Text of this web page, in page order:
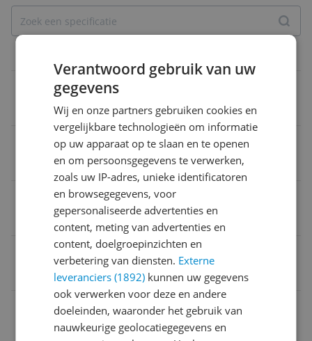
Maximaal aantal schermen
Type koeling
Product hoogte
12,6 cm
Taal handleiding
Voorzien van LED verlichting
Verantwoord gebruik van uw
gegevens
Wij en onze partners gebruiken cookies en
vergelijkbare technologieën om informatie
op uw apparaat op te slaan en te openen
en om persoonsgegevens te verwerken,
zoals uw IP-adres, unieke identificatoren
en browsegegevens, voor
gepersonaliseerde advertenties en
content, meting van advertenties en
content, doelgroepinzichten en
verbetering van diensten. Externe
leveranciers (1892) kunnen uw gegevens
ook verwerken voor deze en andere
doeleinden, waaronder het gebruik van
nauwkeurige geolocatiegegevens en